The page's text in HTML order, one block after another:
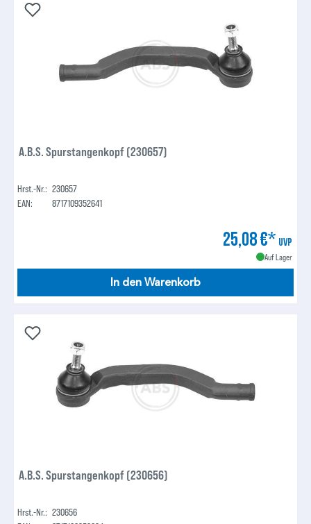
A.B.S. Spurstangenkopf (230657)
Hrst.-Nr.: 230657
EAN:
8717109352641
25,08 €* UVP
Auf Lager
In den Warenkorb
A.B.S. Spurstangenkopf (230656)
Hrst.-Nr.: 230656